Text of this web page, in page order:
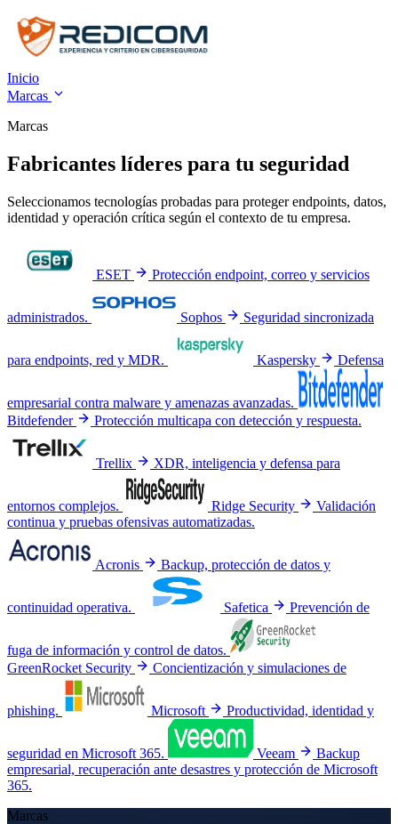
Inicio
Marcas
Marcas
Fabricantes líderes para tu seguridad
Seleccionamos tecnologías probadas para proteger endpoints, datos,
identidad y operación crítica según el contexto de tu empresa.
ESET Protección endpoint, correo y servicios
administrados. Sophos Seguridad sincronizada
para endpoints, red y MDR. Kaspersky Defensa
empresarial contra malware y amenazas avanzadas.
Bitdefender
Protección multicapa con detección y respuesta.
Trellix XDR, inteligencia y defensa para
entornos complejos. Ridge Security
Validación
continua y pruebas ofensivas automatizadas.
Acronis Backup, protección de datos y
continuidad operativa. Safetica Prevención de
fuga de información y control de datos.
GreenRocket Security
Concientización y simulaciones de
phishing. Microsoft Productividad, identidad y
seguridad en Microsoft 365. Veeam
Backup
empresarial, recuperación ante desastres y protección de Microsoft
365.
Marcas